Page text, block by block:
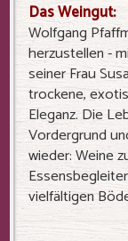
Das Weingut:
Wolfgang
herzustellen -
seiner Frau
trockene,
Eleganz. Die
Vordergrund
wieder: Weine
vielfältigen